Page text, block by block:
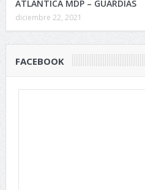
ATLÁNTICA MDP – GUARDIAS
diciembre 22, 2021
FACEBOOK